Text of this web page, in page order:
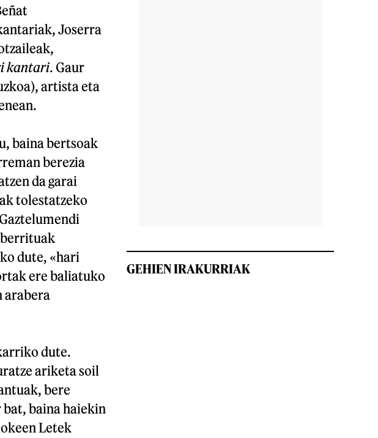
Joserra
kantari. Gaur
artista eta
baina bertsoak
berezia
da garai
tolestatzeko
dute, «hari
ere baliatuko
arabera
dute.
ariketa soil
bere
baina haiekin
Letek
GEHIEN IRAKURRIAK